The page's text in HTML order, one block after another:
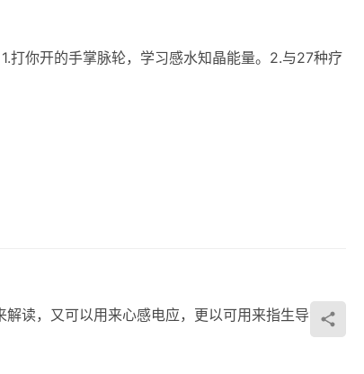
打你开‬的手掌脉轮，学习感水知‬晶能量。2.与27种疗
解读，又可以用来心感电‬应，更以可‬用来指生导‬活，